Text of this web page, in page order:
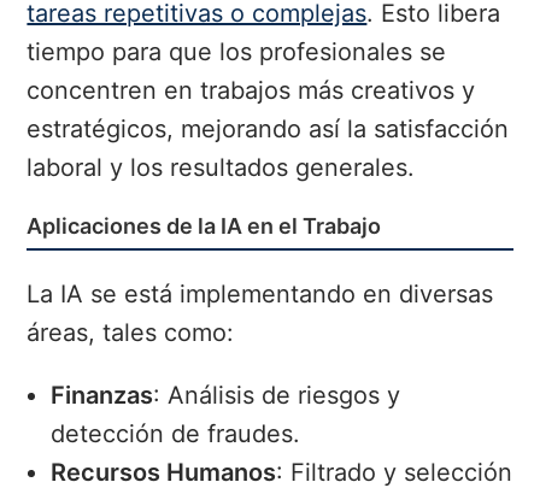
tareas repetitivas o complejas. Esto libera
tiempo para que los profesionales se
concentren en trabajos más creativos y
estratégicos, mejorando así la satisfacción
laboral y los resultados generales.
Aplicaciones de la IA en el Trabajo
La IA se está implementando en diversas
áreas, tales como:
Finanzas: Análisis de riesgos y
detección de fraudes.
Recursos Humanos: Filtrado y selección